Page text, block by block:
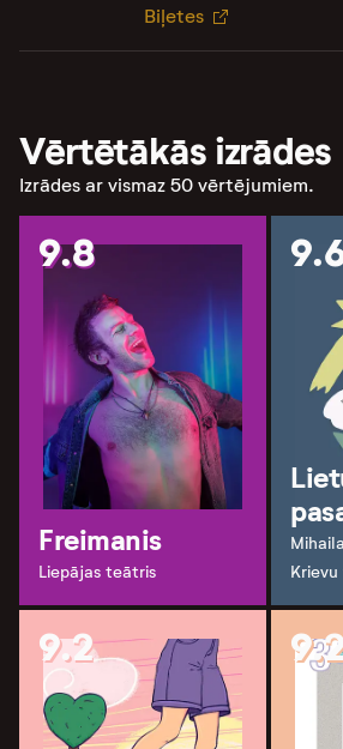
Biļetes
Vērtētākās izrādes
Izrādes ar vismaz 50 vērtējumiem.
9.8
Freimanis
Liepājas teātris
9.2